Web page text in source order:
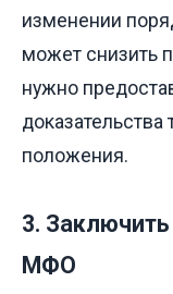
изменении
может снизить
нужно
положения.
3.
МФО